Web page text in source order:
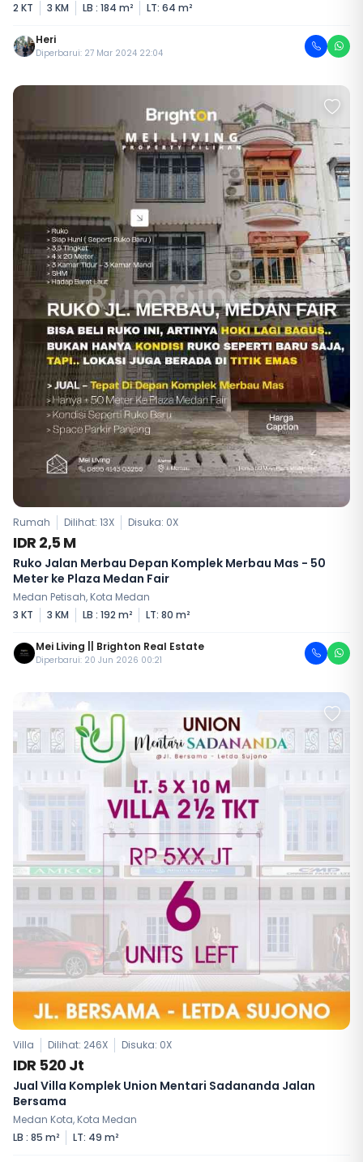
2 KT
3 KM LB : 184 m² LT: 64 m²
Heri
Diperbarui: 27 Mar 2024 22:04
Rumah Dilihat: 13X Disuka: 0X
IDR 2,5 M
Ruko Jalan Merbau Depan Komplek Merbau Mas - 50
Meter ke Plaza Medan Fair
Medan Petisah, Kota Medan
3 KT
3 KM LB : 192 m² LT: 80 m²
Mei Living || Brighton Real Estate
Diperbarui: 20 Jun 2026 00:21
Villa Dilihat: 246X Disuka: 0X
IDR 520 Jt
Jual Villa Komplek Union Mentari Sadananda Jalan
Bersama
Medan Kota, Kota Medan
LB : 85 m²
LT: 49 m²